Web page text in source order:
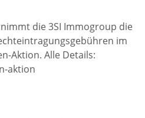
die 3SI Immogroup die
im
Aktion. Alle Details:
aktion